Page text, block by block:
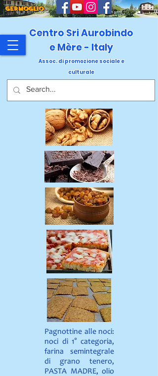
GERMOGLIO
Centro Sri Aurobindo
e Mère - Italy
Assoc. di promozione sociale e
culturale
Pagnottine alle noci:
noci di 1° categoria,
farina semintegrale
di grano tenero,
PASTA MADRE, olio